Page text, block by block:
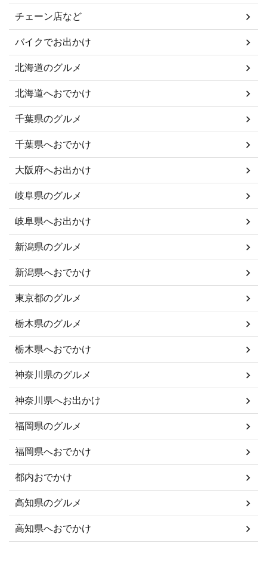
チェーン店など
バイクでお出かけ
北海道のグルメ
北海道へおでかけ
千葉県のグルメ
千葉県へおでかけ
大阪府へお出かけ
岐阜県のグルメ
岐阜県へお出かけ
新潟県のグルメ
新潟県へおでかけ
東京都のグルメ
栃木県のグルメ
栃木県へおでかけ
神奈川県のグルメ
神奈川県へお出かけ
福岡県のグルメ
福岡県へおでかけ
都内おでかけ
高知県のグルメ
高知県へおでかけ